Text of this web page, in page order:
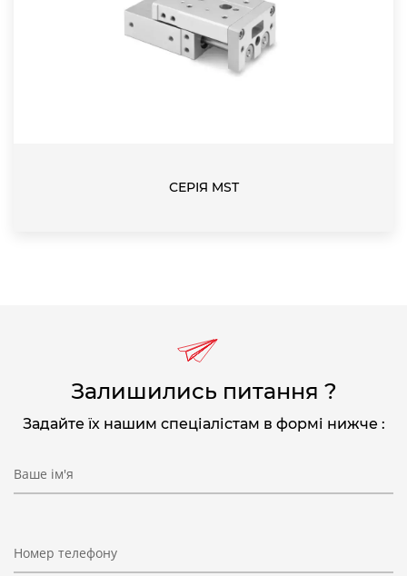
СЕРІЯ MST
Залишились питання ?
Задайте їх нашим спеціалістам в формі нижче :
Ваше ім'я
Номер телефону